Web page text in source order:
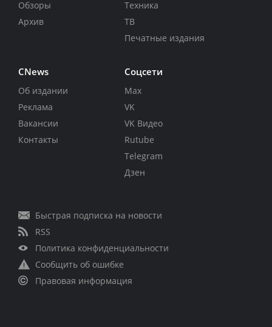
Обзоры
Архив
Техника
ТВ
Печатные издания
CNews
Об издании
Реклама
Вакансии
Контакты
Соцсети
Max
VK
VK Видео
Rutube
Telegram
Дзен
Быстрая подписка на новости
RSS
Политика конфиденциальности
Сообщить об ошибке
Правовая информация